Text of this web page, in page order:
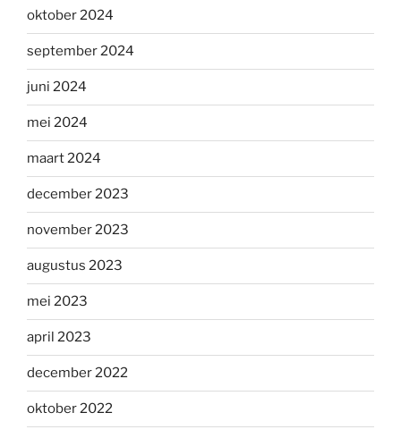
oktober 2024
september 2024
juni 2024
mei 2024
maart 2024
december 2023
november 2023
augustus 2023
mei 2023
april 2023
december 2022
oktober 2022